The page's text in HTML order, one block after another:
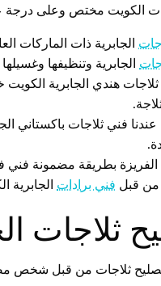
الكويت مختص وعلى درجة
الجابرية ذات الماركات
الجابرية وتنظيفها
ثلاجات هندي الجابرية
عندنا فني ثلاجات باكستاني
بطريقة مضمونة فني
من قبل فني برادات الجابرية
ثلاجات
تصليح ثلاجات من قبل شخص